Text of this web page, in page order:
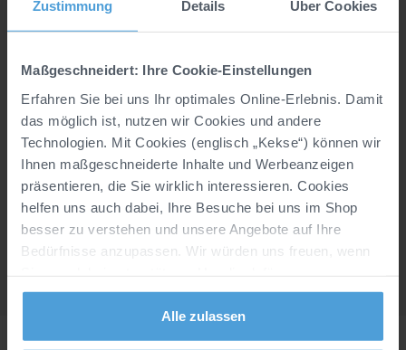
Zustimmung Details Über Cookies
Maßgeschneidert: Ihre Cookie-Einstellungen
Erfahren Sie bei uns Ihr optimales Online-Erlebnis. Damit
das möglich ist, nutzen wir Cookies und andere
Technologien. Mit Cookies (englisch „Kekse“) können wir
Ihnen maßgeschneiderte Inhalte und Werbeanzeigen
präsentieren, die Sie wirklich interessieren. Cookies
helfen uns auch dabei, Ihre Besuche bei uns im Shop
besser zu verstehen und unsere Angebote auf Ihre
Bedürfnisse anzupassen. Wir würden uns freuen, wenn
empfohlenen Voreinstellungen zu übernehmen, klicken
Sie auf „Alle zulassen“. Keine Sorge: Alle von diesen
Cookies erfassten Informationen sind anonym. Bei Klick
Alle zulassen
Details
Park 301, DK, 7400 Herning,
customerservice@sikafootwear.dk
Material:Leder (Glattleder)
Industriewäsche geeignet nach EN ISO 15797:
Nein